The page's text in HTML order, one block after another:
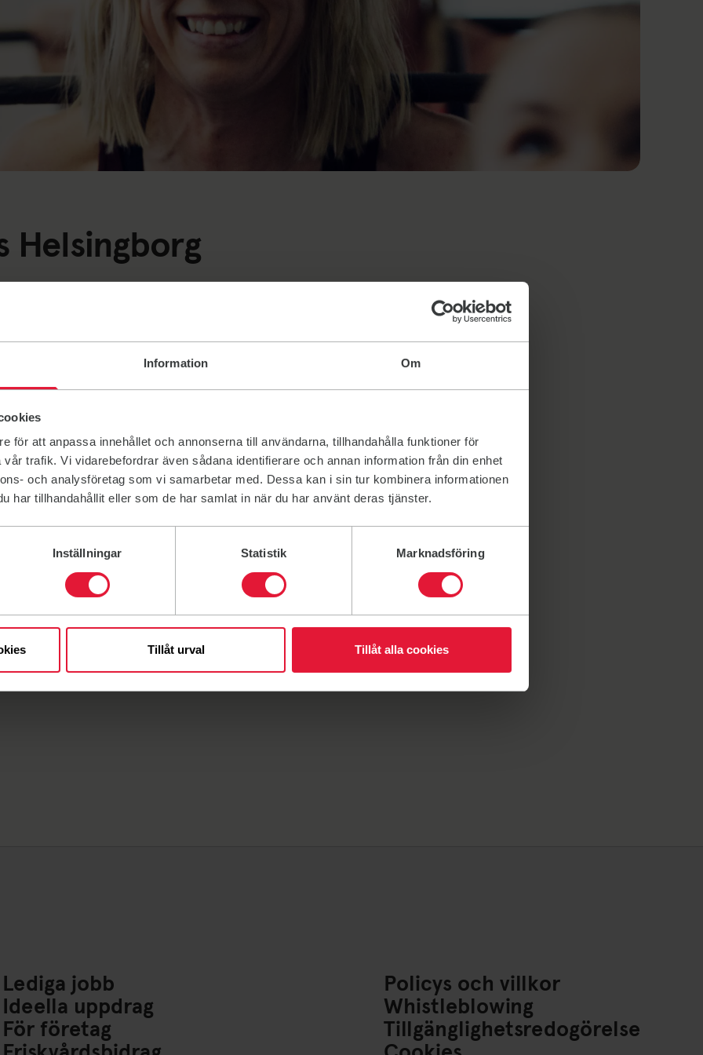
Information Om
för att anpassa innehållet och annonserna till användarna, tillhandahålla funktioner för
trafik. Vi vidarebefordrar även sådana identifierare och annan information från din enhet
och analysföretag som vi samarbetar med. Dessa kan i sin tur kombinera informationen
har tillhandahållit eller som de har samlat in när du har använt deras tjänster.
Inställningar Statistik Marknadsföring
Tillåt urval Tillåt alla cookies
Helsingborg
hem eller lås in dem i ditt skåp – detta minskar
och vikter – inte för att torka dig själv eller golvet.
gå tidigare.
hålla rent och trivsamt:
Lediga jobb
Ideella uppdrag
För företag
Policys och villkor
Whistleblowing
Tillgänglighetsredogörelse